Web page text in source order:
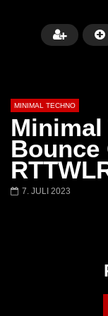
03:28
MINIMAL TECHNO
Minimal
Bounce
7. JULI 2023